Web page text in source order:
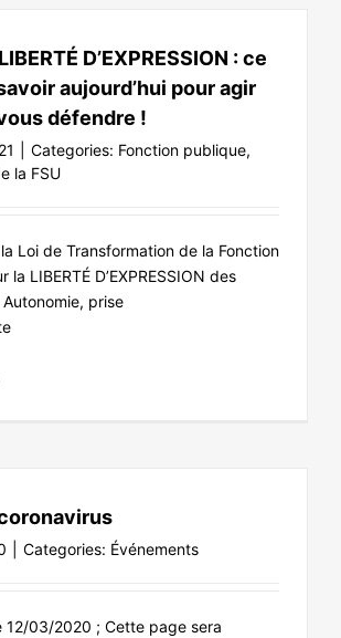
D’EXPRESSION : ce
aujourd’hui pour agir
défendre !
Categories: Fonction publique,
la FSU
Loi de Transformation de la Fonction
la LIBERTÉ D’EXPRESSION des
prise
Categories: Événements
12/03/2020 ; Cette page sera